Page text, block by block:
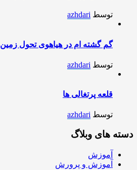
توسط azhdari
گم گشته ام در هیاهوی تحول زمین
توسط azhdari
قلعه پرتغالی ها
توسط azhdari
دسته های وبلاگ
آموزش
آموزش و پرورش